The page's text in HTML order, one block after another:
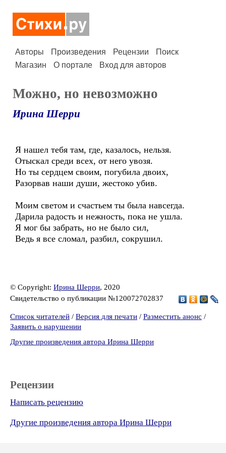
Авторы Произведения Рецензии
Поиск
Магазин
О портале Вход для авторов
Можно, но невозможно
Ирина Шерри
Я нашел тебя там, где, казалось, нельзя.
Отыскал среди всех, от него увозя.
Но ты сердцем своим, погубила двоих,
Разорвав наши души, жестоко убив.
Моим светом и счастьем ты была навсегда.
Дарила радость и нежность, пока не ушла.
Я мог бы забрать, но не было сил,
Ведь я все сломал, разбил, сокрушил.
© Copyright: Ирина Шерри, 2020
Свидетельство о публикации №120072702837
Список читателей / Версия для печати / Разместить анонс /
Заявить о нарушении
Другие произведения автора Ирина Шерри
Рецензии
Написать рецензию
Другие произведения автора Ирина Шерри